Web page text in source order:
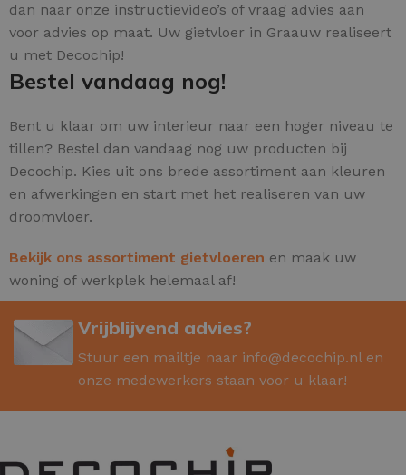
dan naar onze instructievideo’s of vraag advies aan
voor advies op maat. Uw gietvloer in Graauw realiseert
u met Decochip!
Bestel vandaag nog!
Bent u klaar om uw interieur naar een hoger niveau te
tillen? Bestel dan vandaag nog uw producten bij
Decochip. Kies uit ons brede assortiment aan kleuren
en afwerkingen en start met het realiseren van uw
droomvloer.
Bekijk ons assortiment gietvloeren en maak uw
woning of werkplek helemaal af!
Vrijblijvend advies?
Stuur een mailtje naar info@decochip.nlen
onze medewerkers staan voor u klaar!